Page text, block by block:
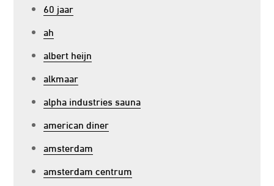
60 jaar
ah
albert heijn
alkmaar
alpha industries sauna
american diner
amsterdam
amsterdam centrum